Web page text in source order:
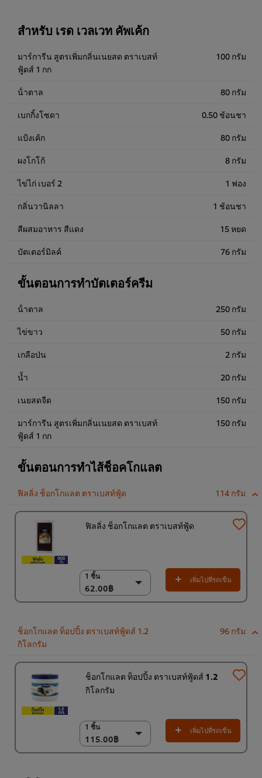
สำหรับ เรด เวลเวท คัพเค้ก
มาร์การีน สูตรเพิ่มกลิ่นเนยสด ตราเบสท์
ฟู้ดส์ 1 กก
100 กรัม
น้ําตาล 80 กรัม
เบกกิ้งโซดา 0.50 ช้อนชา
แป้งเค้ก 80 กรัม
ผงโกโก้ 8 กรัม
ไข่ไก่ เบอร์ 2 1 ฟอง
กลิ่นวานิลลา 1 ช้อนชา
สีผสมอาหาร สีแดง 15 หยด
บัตเตอร์มิลค์ 76 กรัม
ขั้นตอนการทำบัตเตอร์ครีม
น้ําตาล 250 กรัม
ไข่ขาว 50 กรัม
เกลือป่น 2 กรัม
น้ำ 20 กรัม
เนยสดจืด 150 กรัม
มาร์การีน สูตรเพิ่มกลิ่นเนยสด ตราเบสท์
ฟู้ดส์ 1 กก
150 กรัม
ขั้นตอนการทำไส้ช็อคโกแลต
ฟิลลิ่ง ช็อกโกแลต ตราเบสท์ฟู้ด 114 กรัม
ฟิลลิ่ง ช็อกโกแลต ตราเบสท์ฟู้ด
1 ชิ้น
62.00฿
1 ชิ้น
62.00฿
(ราคาพิเศษ) แพ็ค 9
531.00฿
เพิ่มไปที่รถเข็น
ช็อกโกแลต ท็อปปิ้ง ตราเบสท์ฟู้ดส์ 1.2
กิโลกรัม
96 กรัม
ช็อกโกแลต ท็อปปิ้ง ตราเบสท์ฟู้ดส์ 1.2
กิโลกรัม
1 ชิ้น
115.00฿
1 ชิ้น
115.00฿
(ราคาพิเศษ) แพ็ค 6
เพิ่มไปที่รถเข็น